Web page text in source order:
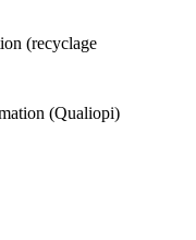
(recyclage
(Qualiopi)